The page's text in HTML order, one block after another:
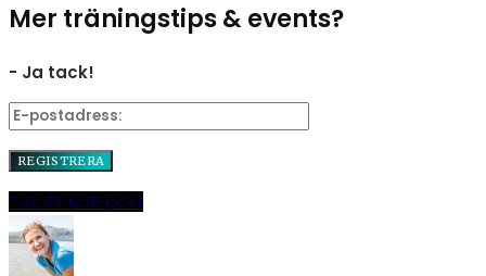
Mer träningstips & events?
- Ja tack!
DelaPinnaE-post